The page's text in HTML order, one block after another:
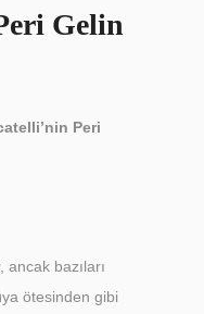
Gelin
Peri
ancak bazıları
ötesinden gibi